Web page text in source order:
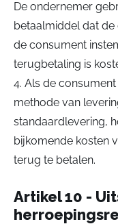
De ondernemer
betaalmiddel dat
de consument
terugbetaling is
4. Als de
methode van
standaardlevering,
bijkomende kosten
terug te betalen.
Artikel 10 -